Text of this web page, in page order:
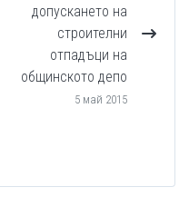
допускането на
строителни
отпадъци на
общинското депо
5 май 2015